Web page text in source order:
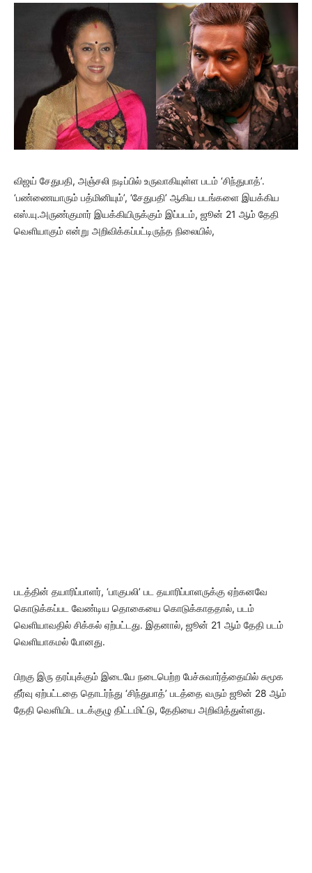
விஜய் சேதுபதி, அஞ்சலி நடிப்பில் உருவாகியுள்ள படம் ‘சிந்துபாத்’.
‘பண்ணையாரும் பத்மினியும்’, ‘சேதுபதி’ ஆகிய படங்களை இயக்கிய
எஸ்.யு.அருண்குமார் இயக்கியிருக்கும் இப்படம், ஜூன் 21 ஆம் தேதி
வெளியாகும் என்று அறிவிக்கப்பட்டிருந்த நிலையில்,
படத்தின் தயாரிப்பாளர், ‘பாகுபலி’ பட தயாரிப்பாளருக்கு ஏற்கனவே
கொடுக்கப்பட வேண்டிய தொகையை கொடுக்காததால், படம்
வெளியாவதில் சிக்கல் ஏற்பட்டது. இதனால், ஜூன் 21 ஆம் தேதி படம்
வெளியாகமல் போனது.
பிறகு இரு தரப்புக்கும் இடையே நடைபெற்ற பேச்சுவார்த்தையில் சுமூக
தீர்வு ஏற்பட்டதை தொடர்ந்து ‘சிந்துபாத்’ படத்தை வரும் ஜூன் 28 ஆம்
தேதி வெளியிட படக்குழு திட்டமிட்டு, தேதியை அறிவித்துள்ளது.